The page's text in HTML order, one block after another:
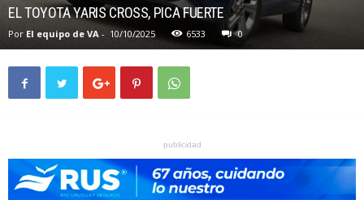
EL TOYOTA YARIS CROSS, PICA FUERTE
Por El equipo de VA - 10/10/2025 6533 0
publicidad